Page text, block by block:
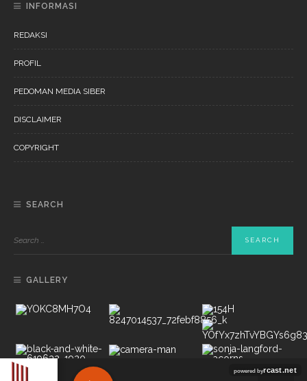
INFORMASI
REDAKSI
PROFIL
PEDOMAN MEDIA SIBER
DISCLAIMER
COPYRIGHT
SEARCH
GALLERY